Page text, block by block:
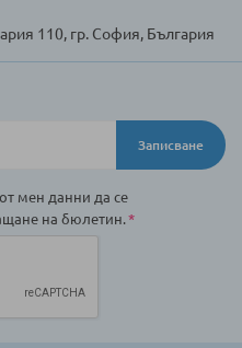
110, гр. София, България
Записване
мен данни да се
на бюлетин.